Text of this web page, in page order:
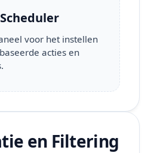
voor het instellen
acties en
en Filtering